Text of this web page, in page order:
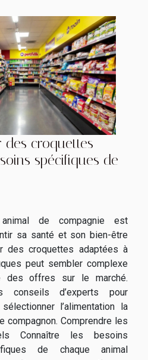
des croquettes
spécifiques de
de compagnie est
sa santé et son bien-être
des croquettes adaptées à
peut sembler complexe
des offres sur le marché.
conseils d’experts pour
l’alimentation la
compagnon. Comprendre les
Connaître les besoins
de chaque animal